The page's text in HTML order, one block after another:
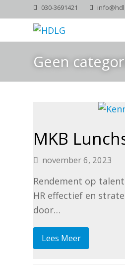
030-3691421
Geen
MKB
november 6, 2023
Rendement op
HR effectief en
door…
Lees Meer